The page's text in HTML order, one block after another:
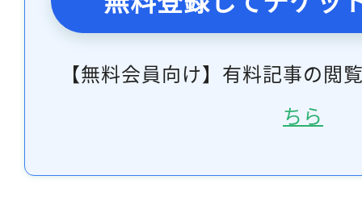
【無料会員向け】有料記事の閲
ちら